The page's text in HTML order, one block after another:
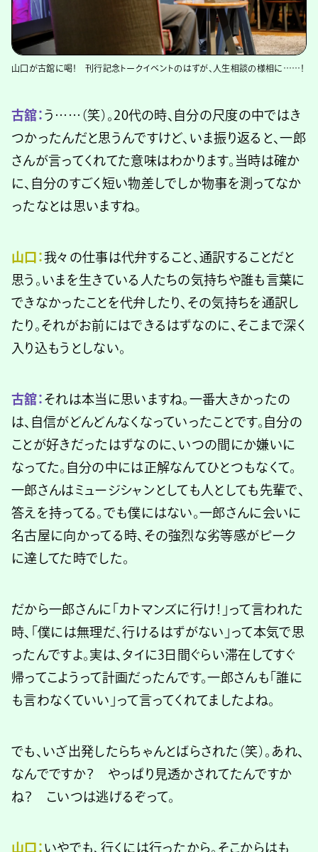
山口が古舘に喝！ 刊行記念トークイベントのはずが、人生相談の様相に……！
古舘： う……（笑）。20代の時、自分の尺度の中ではき
つかったんだと思うんですけど、いま振り返ると、一郎
さんが言ってくれてた意味はわかります。当時は確か
に、自分のすごく短い物差しでしか物事を測ってなか
ったなとは思いますね。
山口：我々の仕事は代弁すること、通訳することだと
思う。いまを生きている人たちの気持ちや誰も言葉に
できなかったことを代弁したり、その気持ちを通訳し
たり。それがお前にはできるはずなのに、そこまで深く
入り込もうとしない。
古舘： それは本当に思いますね。一番大きかったの
は、自信がどんどんなくなっていったことです。自分の
ことが好きだったはずなのに、いつの間にか嫌いに
なってた。自分の中には正解なんてひとつもなくて。
一郎さんはミュージシャンとしても人としても先輩で、
答えを持ってる。でも僕にはない。一郎さんに会いに
名古屋に向かってる時、その強烈な劣等感がピーク
に達してた時でした。
だから一郎さんに「カトマンズに行け！」って言われた
時、「僕には無理だ、行けるはずがない」って本気で思
ったんですよ。実は、タイに3日間ぐらい滞在してすぐ
帰ってこようって計画だったんです。一郎さんも「誰に
も言わなくていい」って言ってくれてましたよね。
でも、いざ出発したらちゃんとばらされた（笑）。あれ、
なんでですか？ やっぱり見透かされてたんですか
ね？ こいつは逃げるぞって。
山口： いやでも、行くには行ったから。そこからはも